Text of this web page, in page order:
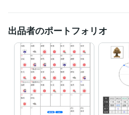
出品者のポートフォリオ